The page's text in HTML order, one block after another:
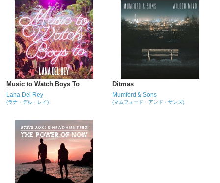
Music to Watch Boys To
Lana Del Rey
(ラナ・デル・レイ)
Ditmas
Mumford & Sons
(マムフォード・アンド・サンズ)